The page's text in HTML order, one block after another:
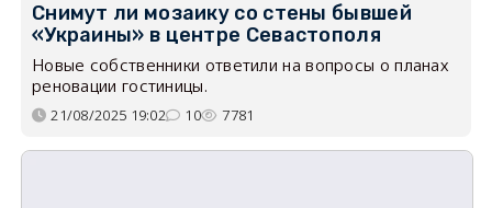
Снимут ли мозаику со стены бывшей
«Украины» в центре Севастополя
Новые собственники ответили на вопросы о планах
реновации гостиницы.
21/08/2025 19:02 10 7781